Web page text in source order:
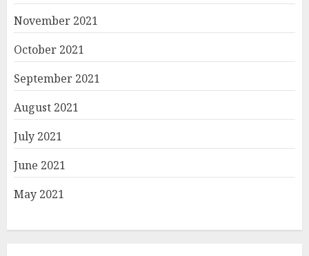
November 2021
October 2021
September 2021
August 2021
July 2021
June 2021
May 2021